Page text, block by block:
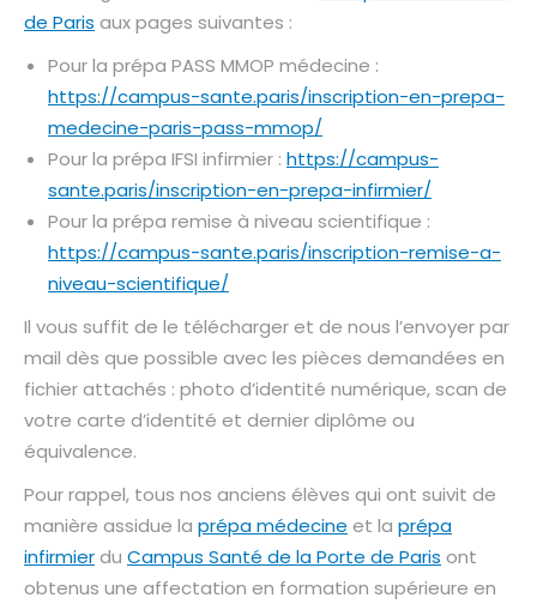
de Paris aux pages suivantes :
Pour la prépa PASS MMOP médecine :
https://campus-sante.paris/inscription-en-prepa-
medecine-paris-pass-mmop/
Pour la prépa IFSI infirmier : https://campus-
sante.paris/inscription-en-prepa-infirmier/
Pour la prépa remise à niveau scientifique :
https://campus-sante.paris/inscription-remise-a-
niveau-scientifique/
Il vous suffit de le télécharger et de nous l’envoyer par
mail dès que possible avec les pièces demandées en
fichier attachés : photo d’identité numérique, scan de
votre carte d’identité et dernier diplôme ou
équivalence.
Pour rappel, tous nos anciens élèves qui ont suivit de
manière assidue la prépa médecine et la prépa
infirmierdu Campus Santé de la Porte de Paris ont
obtenus une affectation en formation supérieure en